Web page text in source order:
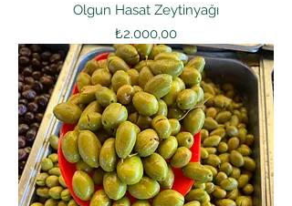
Olgun Hasat Zeytinyağı
Fiyat
₺2.000,00